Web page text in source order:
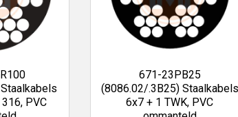
PVC
671-23PB25
(8086.02/.3B25) Staalkabels
6x7 + 1 TWK, PVC